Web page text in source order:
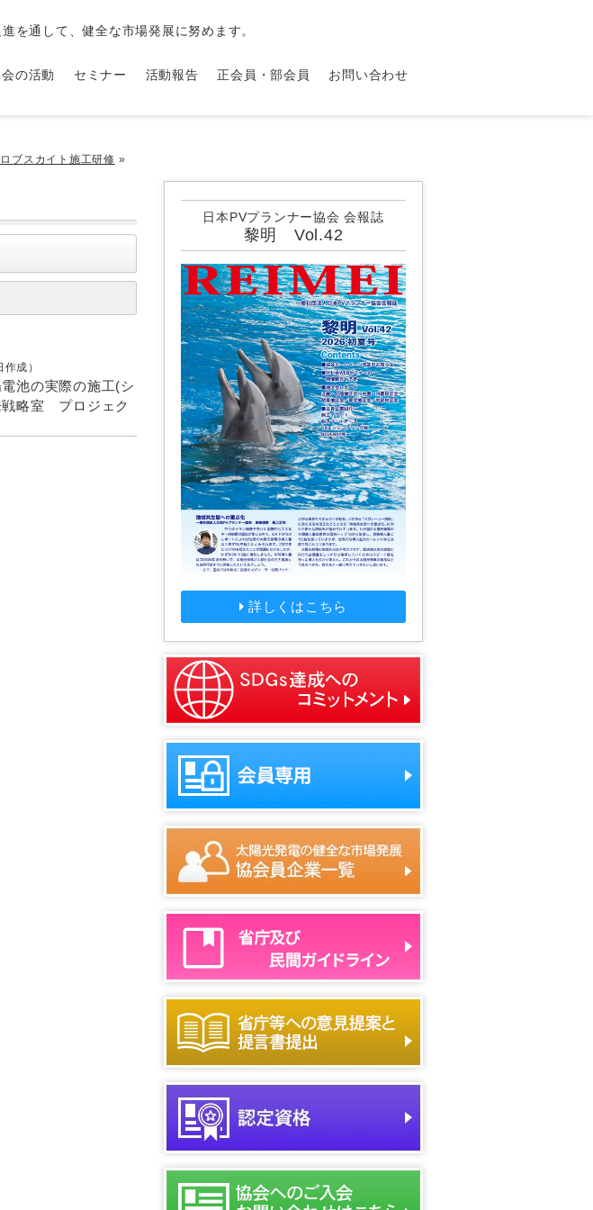
を通して、健全な市場発展に努めます。
の活動 セミナー 活動報告 正会員・部会員 お問い合わせ
ブスカイト施工研修 »
成）
池の実際の施工(シ
略室 プロジェク
日本PVプランナー協会 会報誌
黎明 Vol.42
詳しくはこちら